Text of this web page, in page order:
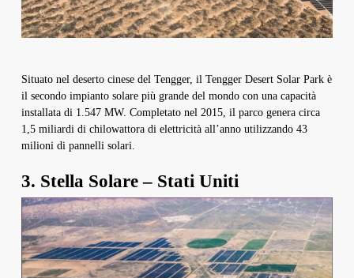
Situato nel deserto cinese del Tengger, il Tengger Desert Solar Park è
il secondo impianto solare più grande del mondo con una capacità
installata di 1.547 MW. Completato nel 2015, il parco genera circa
1,5 miliardi di chilowattora di elettricità all’anno utilizzando 43
milioni di pannelli solari.
3. Stella Solare – Stati Uniti